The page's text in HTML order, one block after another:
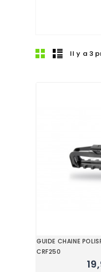
Il y a 3
GUIDE CHAINE
CRF250